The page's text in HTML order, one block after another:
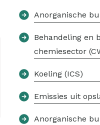
Anorganische
Behandeling en
chemiesector
Koeling (ICS)
Emissies uit
Anorganische